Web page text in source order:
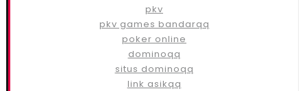
pkv
pkv games bandarqq
poker online
dominoqq
situs dominoqq
link asikqq